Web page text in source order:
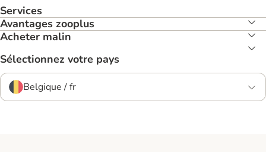
Services
Avantages zooplus
Acheter malin
Sélectionnez votre pays
Belgique / fr